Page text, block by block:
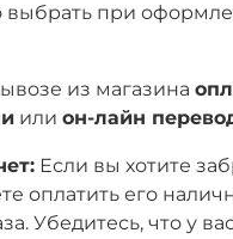
выбрать при
из магазина
или он-лайн
Если вы хотите
оплатить его
Убедитесь, что у